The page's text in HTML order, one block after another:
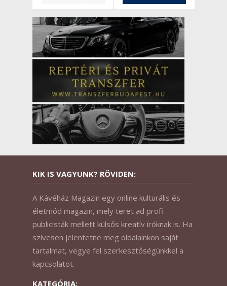
KIK IS VAGYUNK? RÖVIDEN:
A Kávéház Magazin egy online kulturális és
életmód magazin, mely teret ad profi
publicisták mellett külsős kreatív íróknak is. Ha
szívesen jelentetne meg oldalainkon saját
tartalmat, vegye fel szerkesztőségünkkel a
kapcsolatot.
KATEGÓRIA: